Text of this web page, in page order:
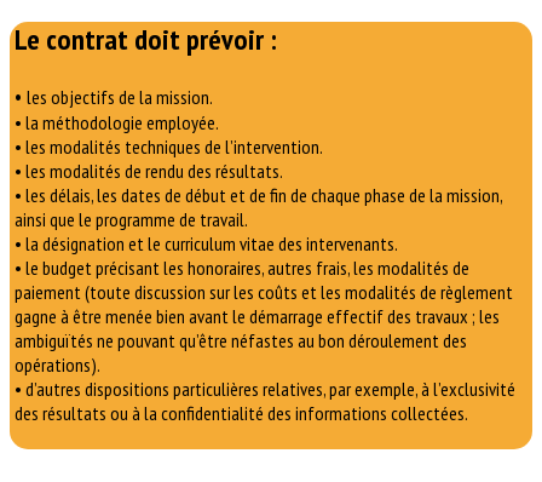
Le contrat doit prévoir :
• les objectifs de la mission.
• la méthodologie employée.
• les modalités techniques de l’intervention.
• les modalités de rendu des résultats.
• les délais, les dates de début et de fin de chaque phase de la mission,
ainsi que le programme de travail.
• la désignation et le curriculum vitae des intervenants.
• le budget précisant les honoraires, autres frais, les modalités de
paiement (toute discussion sur les coûts et les modalités de règlement
gagne à être menée bien avant le démarrage effectif des travaux ; les
ambiguïtés ne pouvant qu’être néfastes au bon déroulement des
opérations).
• d’autres dispositions particulières relatives, par exemple, à l’exclusivité
des résultats ou à la confidentialité des informations collectées.